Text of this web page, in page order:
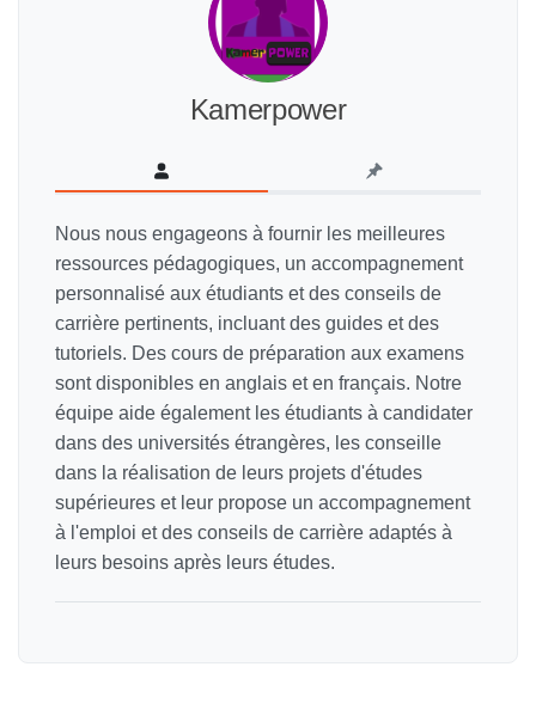
Kamerpower
Nous nous engageons à fournir les meilleures
ressources pédagogiques, un accompagnement
personnalisé aux étudiants et des conseils de
carrière pertinents, incluant des guides et des
tutoriels. Des cours de préparation aux examens
sont disponibles en anglais et en français. Notre
équipe aide également les étudiants à candidater
dans des universités étrangères, les conseille
dans la réalisation de leurs projets d'études
supérieures et leur propose un accompagnement
à l'emploi et des conseils de carrière adaptés à
leurs besoins après leurs études.